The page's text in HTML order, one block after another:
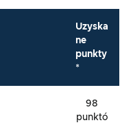
Uzyska
ne
punkty
*
98
punktó